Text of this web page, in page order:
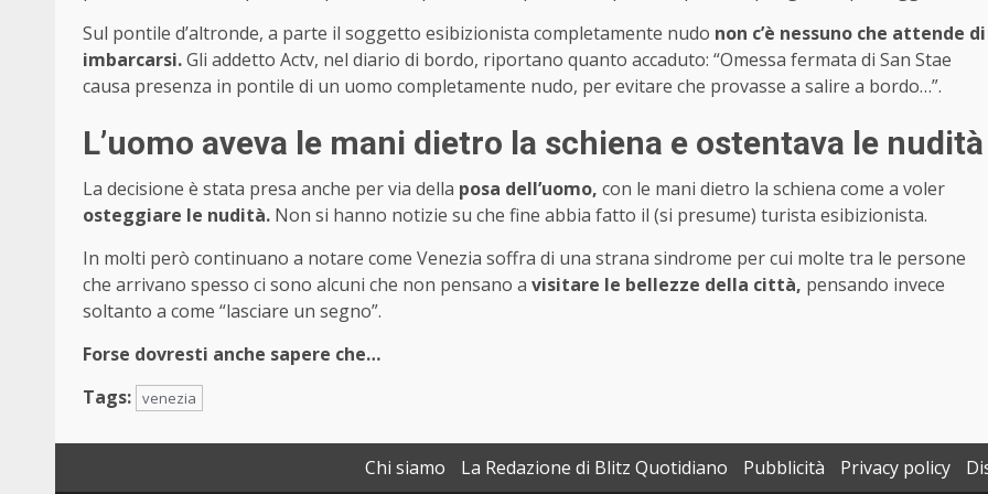
Sul pontile d’altronde, a parte il soggetto esibizionista completamente nudo non c’è nessuno che attende di
imbarcarsi.Gli addetto Actv, nel diario di bordo, riportano quanto accaduto: “Omessa fermata di San Stae
causa presenza in pontile di un uomo completamente nudo, per evitare che provasse a salire a bordo…”.
L’uomo aveva le mani dietro la schiena e ostentava le nudità
La decisione è stata presa anche per via della posa dell’uomo, con le mani dietro la schiena come a voler
osteggiare le nudità. Non si hanno notizie su che fine abbia fatto il (si presume) turista esibizionista.
In molti però continuano a notare come Venezia soffra di una strana sindrome per cui molte tra le persone
che arrivano spesso ci sono alcuni che non pensano a visitare le bellezze della città, pensando invece
soltanto a come “lasciare un segno”.
Forse dovresti anche sapere che…
Tags: venezia
Chi siamo La Redazione di Blitz Quotidiano Pubblicità Privacy policy